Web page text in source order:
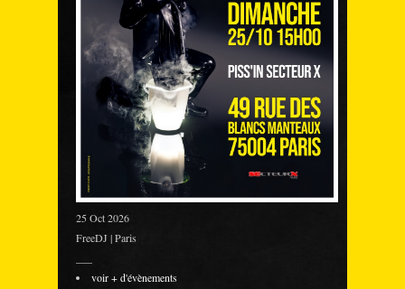
25 Oct 2026
FreeDJ | Paris
voir + d'évènements